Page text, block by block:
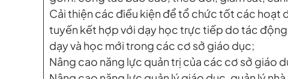
Cải thiện các điều kiện để tổ chức tốt các
tuyến kết hợp với dạy học trực tiếp do tác
dạy và học mới trong các cơ sở giáo dục;
Nâng cao năng lực quản trị của các cơ sở giáo